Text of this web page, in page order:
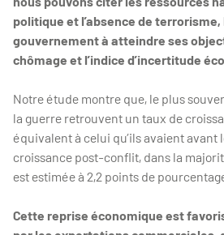
politique et l’absence de
gouvernement à atteindre ses
chômage et l’indice d’incertitude
Notre étude montre que, le plus
la guerre retrouvent un taux de
équivalent à celui qu’ils avaient avant
croissance post-conflit, dans la
est estimée à 2,2 points de
Cette reprise économique est